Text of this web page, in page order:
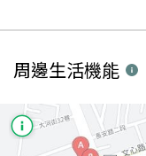
周邊生活機能